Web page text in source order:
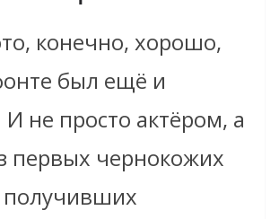
конечно, хорошо,
был ещё и
не просто актёром, а
первых чернокожих